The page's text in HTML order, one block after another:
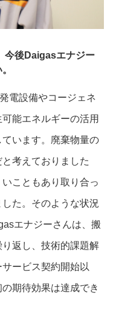
今後Daigasエナジー
電設備やコージェネ
能エネルギーの活用
います。廃棄物量の
考えておりました
こともあり取り合っ
た。そのような状況
エナジーさんは、搬
返し、技術的課題解
ービス契約開始以
期待効果は達成でき